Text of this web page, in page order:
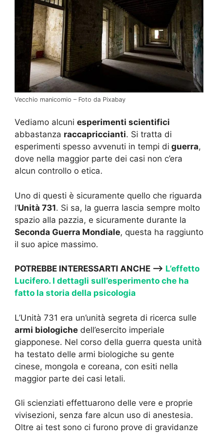
Vecchio manicomio – Foto da Pixabay
Vediamo alcuni esperimenti scientifici
abbastanza raccapriccianti. Si tratta di
esperimenti spesso avvenuti in tempi di guerra,
dove nella maggior parte dei casi non c’era
alcun controllo o etica.
Uno di questi è sicuramente quello che riguarda
l’Unità 731. Si sa, la guerra lascia sempre molto
spazio alla pazzia, e sicuramente durante la
Seconda Guerra Mondiale, questa ha raggiunto
il suo apice massimo.
POTREBBE INTERESSARTI ANCHE —-> L’effetto
Lucifero. I dettagli sull’esperimento che ha
fatto la storia della psicologia
L’Unità 731 era un’unità segreta di ricerca sulle
armi biologiche dell’esercito imperiale
giapponese. Nel corso della guerra questa unità
ha testato delle armi biologiche su gente
cinese, mongola e coreana, con esiti nella
maggior parte dei casi letali.
Gli scienziati effettuarono delle vere e proprie
vivisezioni, senza fare alcun uso di anestesia.
Oltre ai test sono ci furono prove di gravidanze